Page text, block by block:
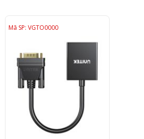
Mã SP: VGTO0000